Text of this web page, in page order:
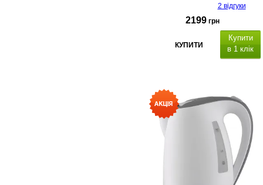
2 відгуки
2199 грн
КУПИТИ
Купити
в 1 клік
рівень шуму: 80 дБ